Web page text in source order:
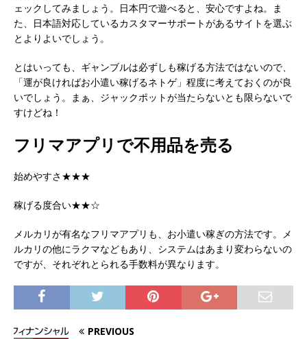
ェックしてみましょう。日本円で遊べると、安心ですよね。ま
た、日本語対応しているカスタマーサポートがあるサイトを選ぶ
とよりよいでしょう。
とはいっても、ギャンブルは必ずしも稼げる方法ではないので、
「運が良ければお小遣い稼げるネトゲ」程度に考えておくのが良
いでしょう。まぁ、ジャックポットが当たらないとも限らないで
すけどね！
フリマアプリで不用品を売る
始めやすさ★★★
稼げる度合い★★☆
メルカリが有名なフリマアプリも、お小遣い稼ぎの方法です。メ
ルカリの他にラクマなどもあり、システムはあまり変わらないの
ですが、それぞれとられる手数料が異なります。
PREVIOUS